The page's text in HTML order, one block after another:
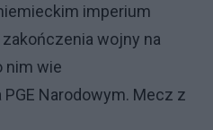
imperium
wojny na
nim wie
Narodowym. Mecz z